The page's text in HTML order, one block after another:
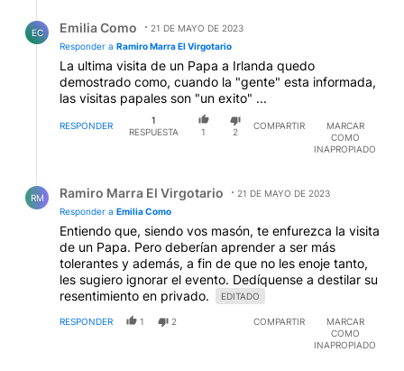
EC Emilia Como
21 DE MAYO DE 2023
Responder a Ramiro Marra El Virgotario
La ultima visita de un Papa a Irlanda quedo
demostrado como, cuando la "gente" esta informada,
las visitas papales son "un exito" ...
RESPONDER
1
RESPUESTA
1 2
COMPARTIR
MARCAR
COMO
INAPROPIADO
RM Ramiro Marra El Virgotario
21 DE MAYO DE 2023
Responder a Emilia Como
Entiendo que, siendo vos masón, te enfurezca la visita
de un Papa. Pero deberían aprender a ser más
tolerantes y además, a fin de que no les enoje tanto,
les sugiero ignorar el evento. Dedíquense a destilar su
resentimiento en privado.
EDITADO
RESPONDER 1 2 COMPARTIR
MARCAR
COMO
INAPROPIADO